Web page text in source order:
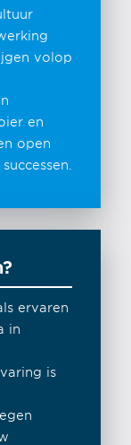
volop
en
open
ervaren
in
is